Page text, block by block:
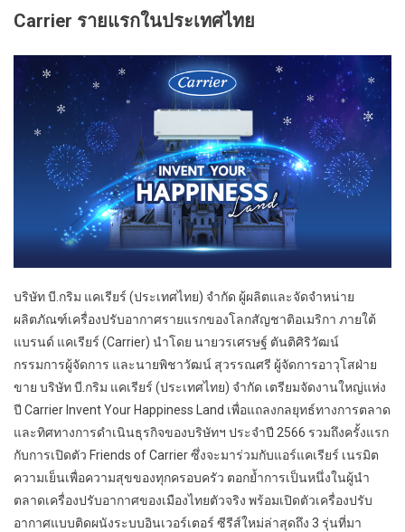
Carrier รายแรกในประเทศไทย
​บริษัท บี.กริม แคเรียร์ (ประเทศไทย) จำกัด ผู้ผลิตและจัดจำหน่าย
ผลิตภัณฑ์เครื่องปรับอากาศรายแรกของโลกสัญชาติอเมริกา ภายใต้
แบรนด์ แคเรียร์ (Carrier) นำโดย นายวรเศรษฐ์ ตันติศิริวัฒน์
กรรมการผู้จัดการ และนายพิชาวัฒน์ สุวรรณศรี ผู้จัดการอาวุโสฝ่าย
ขาย บริษัท บี.กริม แคเรียร์ (ประเทศไทย) จำกัด เตรียมจัดงานใหญ่แห่ง
ปี Carrier Invent Your Happiness Land เพื่อแถลงกลยุทธ์ทางการตลาด
และทิศทางการดำเนินธุรกิจของบริษัทฯ ประจำปี 2566 รวมถึงครั้งแรก
กับการเปิดตัว Friends of Carrier ซึ่งจะมาร่วมกับแอร์แคเรียร์ เนรมิต
ความเย็นเพื่อความสุขของทุกครอบครัว ตอกย้ำการเป็นหนึ่งในผู้นำ
ตลาดเครื่องปรับอากาศของเมืองไทยตัวจริง พร้อมเปิดตัวเครื่องปรับ
อากาศแบบติดผนังระบบอินเวอร์เตอร์ ซีรีส์ใหม่ล่าสุดถึง 3 รุ่นที่มา